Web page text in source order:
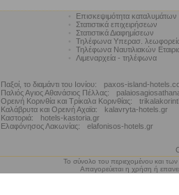
Επισκεψιμότητα καταλυμάτων
Στατιστικά επιχειρήσεων
Στατιστικά Διαφημίσεων
Τηλέφωνα Υπερασ.
Τηλέφωνα Ναυτιλιακών
Λιμεναρχεία - τηλέφωνα
Παξοί, το διαμάντι του Ιονίου:
paxos-island-
Παλιός Αγιος Αθανάσιος Πέλλας:
Ορεινή Κορινθία και Τρίκαλα Κορινθίας:
Καλάβρυτα και Ορεινή Αχαϊα:
kalavryta-hotels.gr
Καστοριά:
hotels-kastoria.gr
Ελαφόνησος Λακωνίας:
elafonisos-hotels.gr
Το σύνολο του περιεχομένου και
Απαγορεύεται η χρήση ή